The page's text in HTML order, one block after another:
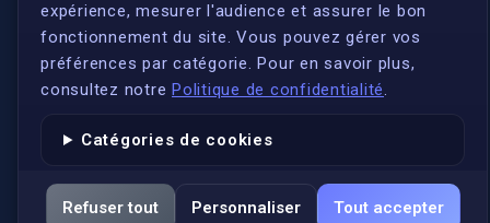
expérience, mesurer l'audience et assurer le bon
fonctionnement du site. Vous pouvez gérer vos
préférences par catégorie. Pour en savoir plus,
consultez notre Politique de confidentialité.
Catégories de cookies
Refuser tout Personnaliser Tout accepter
Qui sommes-nous ?
Conformité
Annuaires des traducteurs assermentés
Actualités
Services